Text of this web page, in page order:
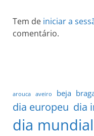
Tem de iniciar a
comentário.
arouca aveiro beja
dia europeu dia
dia mundial